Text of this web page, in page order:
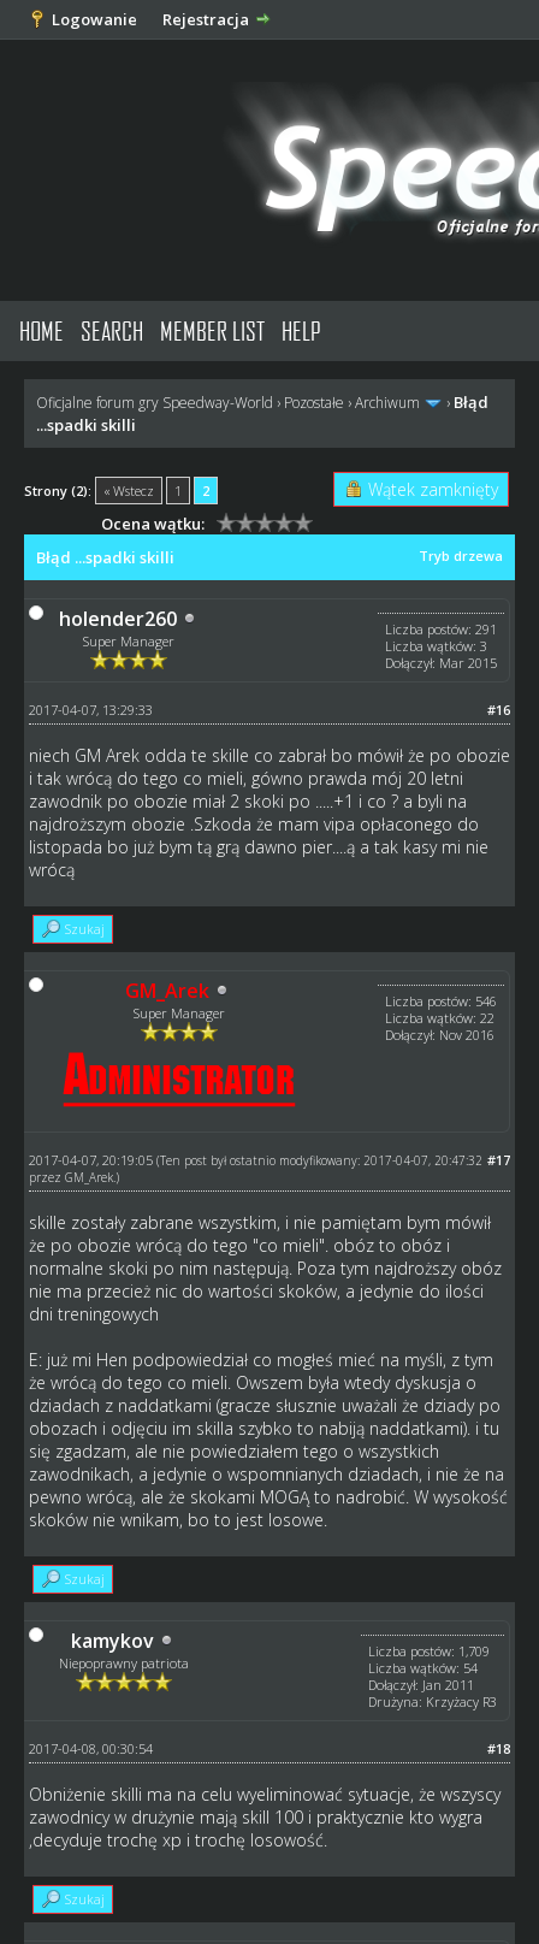
Logowanie Rejestracja
HOME SEARCH MEMBER LIST HELP
Oficjalne forum gry Speedway-World › Pozostałe ›Archiwum › Błąd
...spadki skilli
Strony (2): « Wstecz 1 2 Wątek zamknięty
Ocena wątku:
Tryb drzewa
Błąd ...spadki skilli
holender260
Super Manager
Liczba postów: 291
Liczba wątków: 3
Dołączył: Mar 2015
#16
2017-04-07, 13:29:33
niech GM Arek odda te skille co zabrał bo mówił że po obozie
i tak wrócą do tego co mieli, gówno prawda mój 20 letni
zawodnik po obozie miał 2 skoki po .....+1 i co ? a byli na
najdroższym obozie .Szkoda że mam vipa opłaconego do
listopada bo już bym tą grą dawno pier....ą a tak kasy mi nie
wrócą
Szukaj
GM_Arek
Super Manager
Liczba postów: 546
Liczba wątków: 22
Dołączył: Nov 2016
#17
2017-04-07, 20:19:05 (Ten post był ostatnio modyfikowany: 2017-04-07, 20:47:32
przez GM_Arek.)
skille zostały zabrane wszystkim, i nie pamiętam bym mówił
że po obozie wrócą do tego "co mieli". obóz to obóz i
normalne skoki po nim następują. Poza tym najdroższy obóz
nie ma przecież nic do wartości skoków, a jedynie do ilości
dni treningowych
E: już mi Hen podpowiedział co mogłeś mieć na myśli, z tym
że wrócą do tego co mieli. Owszem była wtedy dyskusja o
dziadach z naddatkami (gracze słusznie uważali że dziady po
obozach i odjęciu im skilla szybko to nabiją naddatkami). i tu
się zgadzam, ale nie powiedziałem tego o wszystkich
zawodnikach, a jedynie o wspomnianych dziadach, i nie że na
pewno wrócą, ale że skokami MOGĄ to nadrobić. W wysokość
skoków nie wnikam, bo to jest losowe.
Szukaj
kamykov
Niepoprawny patriota
Liczba postów: 1,709
Liczba wątków: 54
Dołączył: Jan 2011
Drużyna: Krzyżacy R3
#18
2017-04-08, 00:30:54
Obniżenie skilli ma na celu wyeliminować sytuacje, że wszyscy
zawodnicy w drużynie mają skill 100 i praktycznie kto wygra
,decyduje trochę xp i trochę losowość.
Szukaj